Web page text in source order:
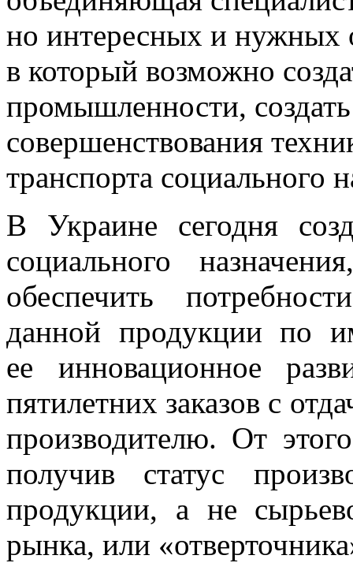
но интересных и нужных
в который возможно
промышленности,
совершенствования
транспорта социального
В Украине сегодня
социального назначения,
обеспечить
данной продукции по
ее инновационное
пятилетних заказов с
производителю. От
получив статус
продукции,
а не
рынка, или «